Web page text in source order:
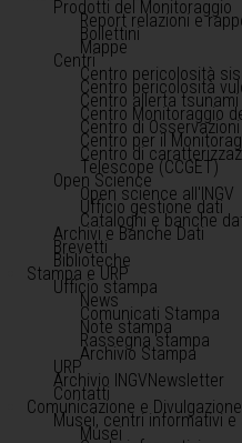
Prodotti del Monitoraggio
Report relazioni e
Bollettini
Mappe
Centri
Centro pericolosità
Centro pericolosità
Centro allerta tsunami
Centro Monitoraggio
Centro di
Centro per il
Centro di
Telescope (CCGET)
Open Science
Open science all'INGV
Ufficio gestione dati
Cataloghi e banche
Archivi e Banche Dati
Brevetti
Biblioteche
Stampa e URP
Ufficio stampa
News
Comunicati Stampa
Note stampa
Rassegna stampa
Archivio Stampa
URP
Archivio INGVNewsletter
Contatti
Comunicazione e Divulgazione
Musei, centri informativi
Musei